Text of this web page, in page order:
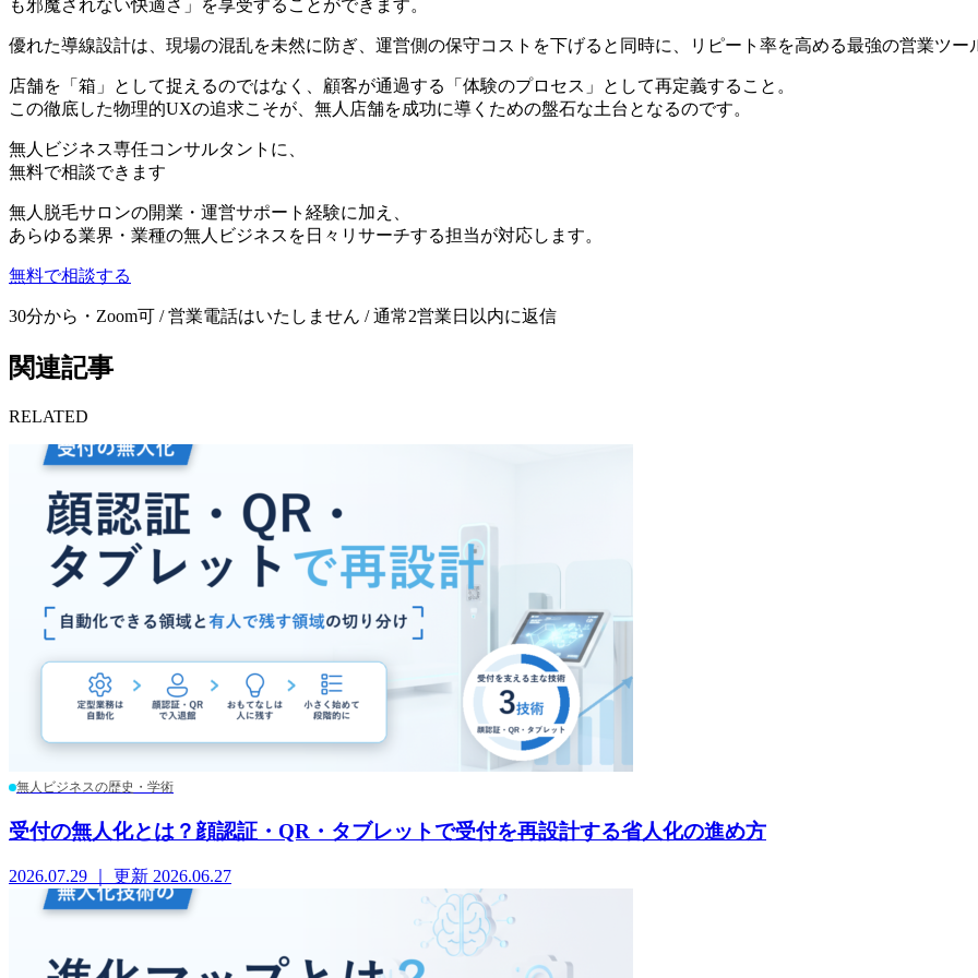
も邪魔されない快適さ」を享受することができます。
優れた導線設計は、現場の混乱を未然に防ぎ、運営側の保守コストを下げると同時に、リピート率を高める最強の営業ツー
店舗を「箱」として捉えるのではなく、顧客が通過する「体験のプロセス」として再定義すること。
この徹底した物理的UXの追求こそが、無人店舗を成功に導くための盤石な土台となるのです。
無人ビジネス専任コンサルタント に、
無料で相談できます
無人脱毛サロンの開業・運営サポート経験に加え、
あらゆる業界・業種の無人ビジネスを日々リサーチする担当が対応します。
無料で相談する
30分から・Zoom可 / 営業電話はいたしません / 通常2営業日以内に返信
関連記事
RELATED
無人ビジネスの歴史・学術
受付の無人化とは？顔認証・QR・タブレットで受付を再設計する省人化の進め方
2026.07.29 ｜ 更新 2026.06.27